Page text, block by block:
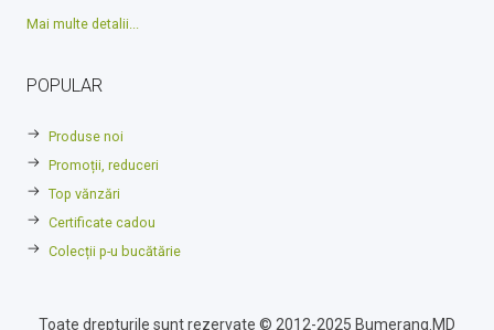
Mai multe detalii...
POPULAR
Produse noi
Promoții, reduceri
Top vănzări
Certificate cadou
Colecții p-u bucătărie
Toate drepturile sunt rezervate © 2012-2025 Bumerang.MD